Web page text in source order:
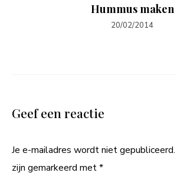
Hummus maken
20/02/2014
Geef een reactie
Je e-mailadres wordt niet gepubliceerd.
zijn gemarkeerd met*